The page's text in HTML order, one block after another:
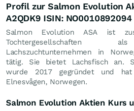
Profil zur Salmon Evolution
A2QDK9 ISIN: NO0010892094
Salmon Evolution ASA ist
Tochtergesellschaften
Lachszuchtunternehmen in
tätig. Sie bietet Lachsfisch an.
wurde 2017 gegründet und
Elnesvågen, Norwegen.
Salmon Evolution Aktien Kurs